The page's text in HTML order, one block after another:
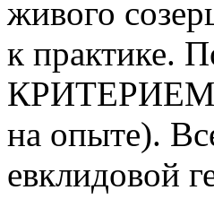
живого
к практике.
КРИТЕРИЕМ
на опыте).
евклидовой